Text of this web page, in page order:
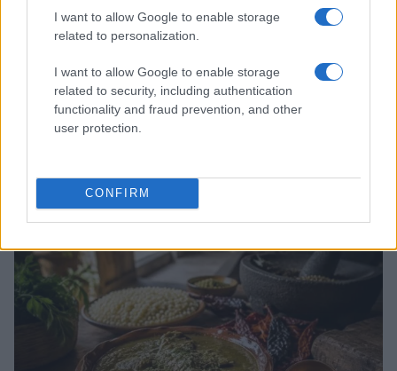
I want to allow Google to enable storage
related to personalization.
I want to allow Google to enable storage
related to security, including authentication
functionality and fraud prevention, and other
user protection.
CONFIRM
Diego Romero · 3 Ago 2026